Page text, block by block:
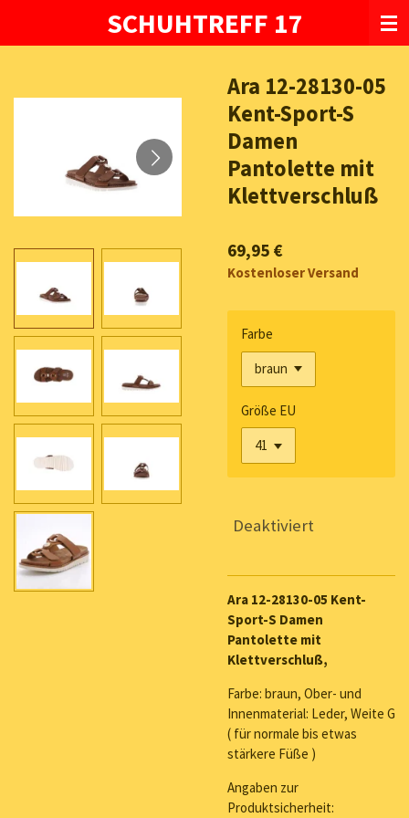
SCHUHTREFF 17
Ara 12-28130-05
Kent-Sport-S
Damen
Pantolette mit
Klettverschluß
69,95 €
Kostenloser Versand
Farbe
Größe EU
Deaktiviert
Ara 12-28130-05 Kent-
Sport-S Damen
Pantolette mit
Klettverschluß,
Farbe: braun, Ober- und
Innenmaterial: Leder, Weite G
( für normale bis etwas
stärkere Füße )
Angaben zur
Produktsicherheit: